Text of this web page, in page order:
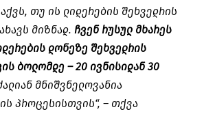
თუ ის ლიდერების შეხვედრის
მიზნად. ჩვენ რუსულ მხარეს
დონეზე შეხვედრის
ბოლომდე – 20 ივნისიდან 30
მნიშვნელოვანია
პროცესისთვის“, – თქვა